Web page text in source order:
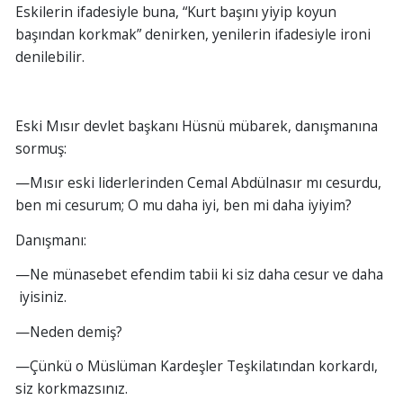
Eskilerin ifadesiyle buna, “Kurt başını yiyip koyun
başından korkmak” denirken, yenilerin ifadesiyle ironi
denilebilir.
Eski Mısır devlet başkanı Hüsnü mübarek, danışmanına
sormuş:
—Mısır eski liderlerinden Cemal Abdülnasır mı cesurdu,
ben mi cesurum; O mu daha iyi, ben mi daha iyiyim?
Danışmanı:
—Ne münasebet efendim tabii ki siz daha cesur ve daha
iyisiniz.
—Neden demiş?
—Çünkü o Müslüman Kardeşler Teşkilatından korkardı,
siz korkmazsınız.